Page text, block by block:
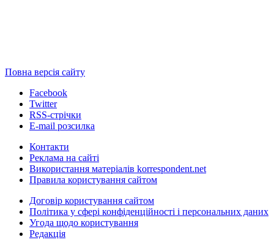
Повна версія сайту
Facebook
Twitter
RSS-стрічки
E-mail розсилка
Контакти
Реклама на сайті
Використання матеріалів korrespondent.net
Правила користування сайтом
Договір користування сайтом
Політика у сфері конфіденційності і персональних даних
Угода щодо користування
Редакція